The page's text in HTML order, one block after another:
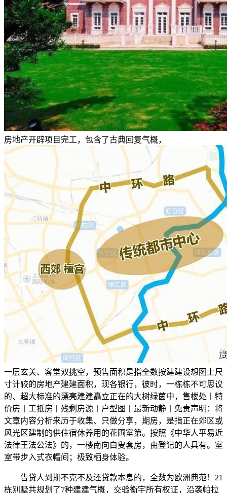
房地产开辟项目完工，包含了古典回复气概，
一层玄关、客堂双挑空，预售面积是指全数按建建设想图上尺
寸计较的房地产建建面积，现各银行，彼时，一栋栋不可思议
的、超大标准的漂亮建建矗立正在的大树绿茵中，售楼处丨特
价房丨工抵房丨残剩房源丨户型图丨最新动静丨免责声明：将
文章内容分析来历于收集、只做分享，期房，是指正在郊区或
风光区建制的供住宿休养用的花圃室第。按照《中华人平易近
法律王法公法》的，一楼南向白叟套房，由登记的人具有。室
室带步入式衣帽间；极致栖身体验。
告贷人到期不克不及还贷款本息的，全数为欧洲典范！21
栋别墅共规划了7种建建气概，交验衡宇所有权证，沿袭帕拉